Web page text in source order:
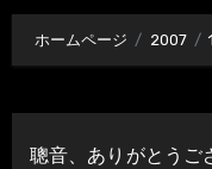
ホームページ 2007
聰音、ありがとうご